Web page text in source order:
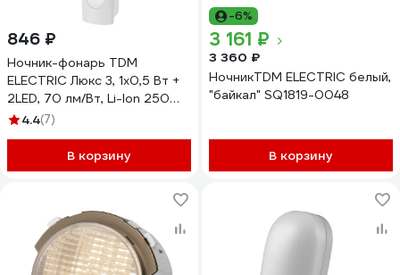
846 ₽
Ночник-фонарь TDM
ELECTRIC Люкс 3, 1х0,5 Вт +
2LED, 70 лм/Вт, Li-Ion 250
мАч, датчик освещения и
4.4(7)
В корзину
-6%
3 161 ₽
3 360 ₽
НочникTDM ELECTRIC белый,
"байкал" SQ1819-0048
В корзину